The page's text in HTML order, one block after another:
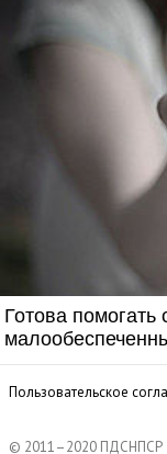
Готова
© 2011–2020 ПДСНПСР
Пользовательское